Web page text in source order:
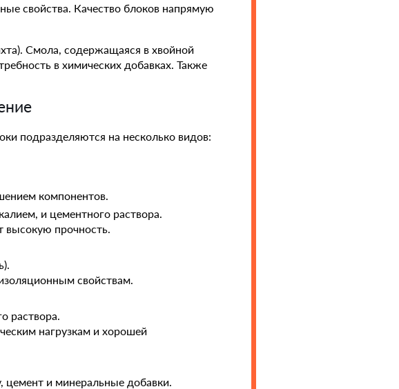
свойства. Качество блоков напрямую
Смола, содержащаяся в хвойной
в химических добавках. Также
подразделяются на несколько видов:
компонентов.
и цементного раствора.
высокую прочность.
свойствам.
раствора.
нагрузкам и хорошей
и минеральные добавки.